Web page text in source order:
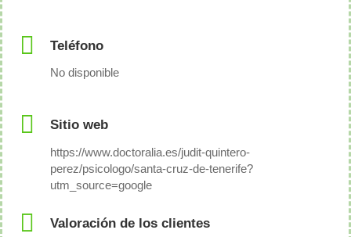
Teléfono
No disponible
Sitio web
https://www.doctoralia.es/judit-quintero-
perez/psicologo/santa-cruz-de-tenerife?
utm_source=google
Valoración de los clientes